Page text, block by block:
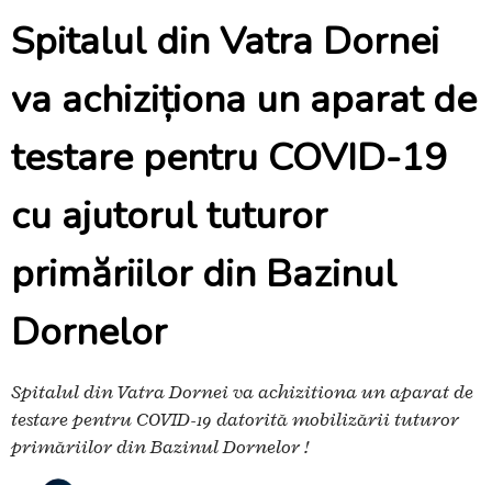
Spitalul din Vatra Dornei
va achiziționa un aparat de
testare pentru COVID-19
cu ajutorul tuturor
primăriilor din Bazinul
Dornelor
Spitalul din Vatra Dornei va achiziționa un aparat de
testare pentru COVID-19 datorită mobilizării tuturor
primăriilor din Bazinul Dornelor !